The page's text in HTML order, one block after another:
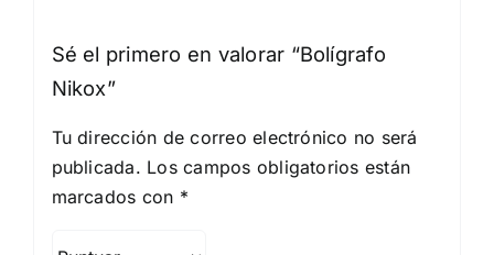
Sé el primero en valorar “Bolígrafo
Nikox”
Tu dirección de correo electrónico no será
publicada. Los campos obligatorios están
marcados con *